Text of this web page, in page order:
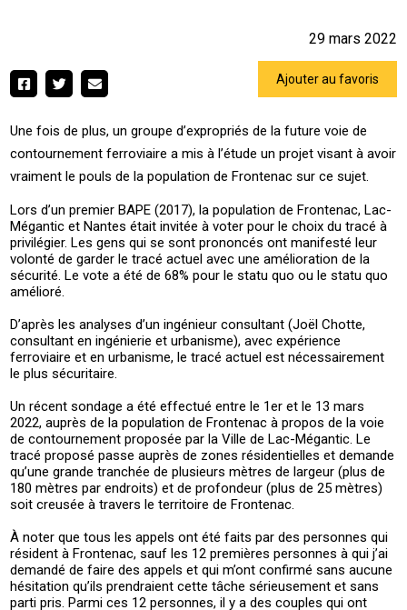
29 mars 2022
Ajouter au favoris
Une fois de plus, un groupe d’expropriés de la future voie de
contournement ferroviaire a mis à l’étude un projet visant à avoir
vraiment le pouls de la population de Frontenac sur ce sujet.
Lors d’un premier BAPE (2017), la population de Frontenac, Lac-
Mégantic et Nantes était invitée à voter pour le choix du tracé à
privilégier. Les gens qui se sont prononcés ont manifesté leur
volonté de garder le tracé actuel avec une amélioration de la
sécurité. Le vote a été de 68% pour le statu quo ou le statu quo
amélioré.
D’après les analyses d’un ingénieur consultant (Joël Chotte,
consultant en ingénierie et urbanisme), avec expérience
ferroviaire et en urbanisme, le tracé actuel est nécessairement
le plus sécuritaire.
Un récent sondage a été effectué entre le 1er et le 13 mars
2022, auprès de la population de Frontenac à propos de la voie
de contournement proposée par la Ville de Lac-Mégantic. Le
tracé proposé passe auprès de zones résidentielles et demande
qu’une grande tranchée de plusieurs mètres de largeur (plus de
180 mètres par endroits) et de profondeur (plus de 25 mètres)
soit creusée à travers le territoire de Frontenac.
À noter que tous les appels ont été faits par des personnes qui
résident à Frontenac, sauf les 12 premières personnes à qui j’ai
demandé de faire des appels et qui m’ont confirmé sans aucune
hésitation qu’ils prendraient cette tâche sérieusement et sans
parti pris. Parmi ces 12 personnes, il y a des couples qui ont